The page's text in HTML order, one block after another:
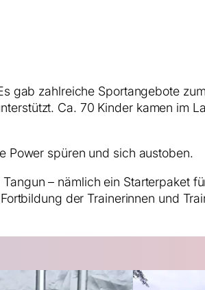
gab zahlreiche Sportangebote
Ca. 70 Kinder kamen im
Power spüren und sich austoben.
– nämlich ein Starterpaket
der Trainerinnen und